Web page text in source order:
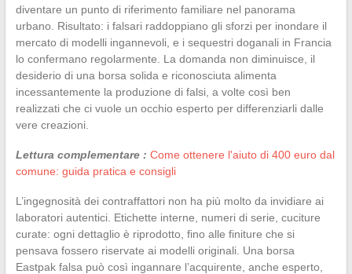
diventare un punto di riferimento familiare nel panorama
urbano. Risultato: i falsari raddoppiano gli sforzi per inondare il
mercato di modelli ingannevoli, e i sequestri doganali in Francia
lo confermano regolarmente. La domanda non diminuisce, il
desiderio di una borsa solida e riconosciuta alimenta
incessantemente la produzione di falsi, a volte così ben
realizzati che ci vuole un occhio esperto per differenziarli dalle
vere creazioni.
Lettura complementare : Come ottenere l'aiuto di 400 euro dal
comune: guida pratica e consigli
L’ingegnosità dei contraffattori non ha più molto da invidiare ai
laboratori autentici. Etichette interne, numeri di serie, cuciture
curate: ogni dettaglio è riprodotto, fino alle finiture che si
pensava fossero riservate ai modelli originali. Una borsa
Eastpak falsa può così ingannare l’acquirente, anche esperto,